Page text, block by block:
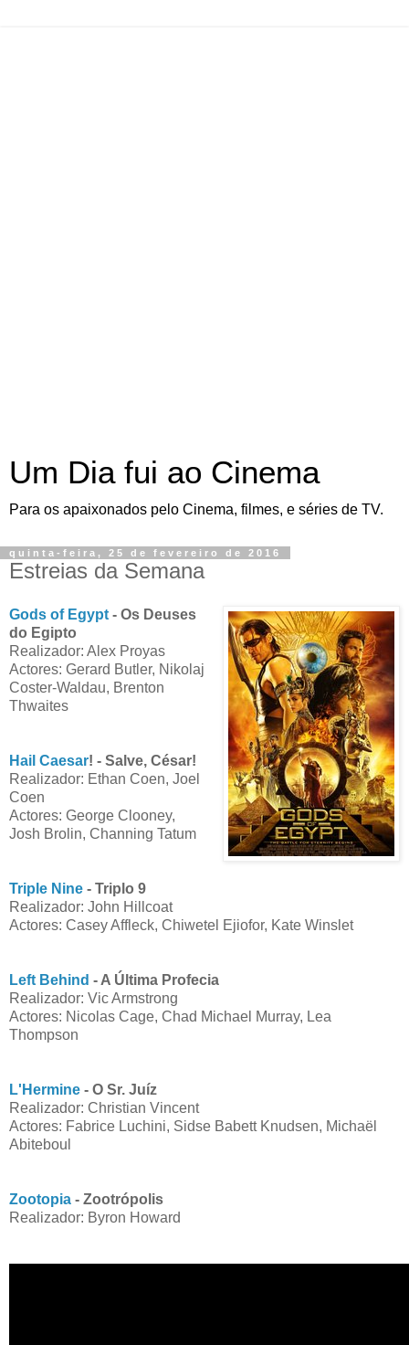
Um Dia fui ao Cinema
Para os apaixonados pelo Cinema, filmes, e séries de TV.
quinta-feira, 25 de fevereiro de 2016
Estreias da Semana
Gods of Egypt - Os Deuses
do Egipto
Realizador: Alex Proyas
Actores: Gerard Butler, Nikolaj
Coster-Waldau, Brenton
Thwaites
Hail Caesar! - Salve, César!
Realizador: Ethan Coen, Joel
Coen
Actores: George Clooney,
Josh Brolin, Channing Tatum
Triple Nine - Triplo 9
Realizador: John Hillcoat
Actores: Casey Affleck, Chiwetel Ejiofor, Kate Winslet
Left Behind - A Última Profecia
Realizador: Vic Armstrong
Actores: Nicolas Cage, Chad Michael Murray, Lea
Thompson
L'Hermine - O Sr. Juíz
Realizador: Christian Vincent
Actores: Fabrice Luchini, Sidse Babett Knudsen, Michaël
Abiteboul
Zootopia - Zootrópolis
Realizador: Byron Howard